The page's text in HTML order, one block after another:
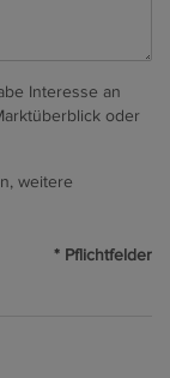
Interesse an
oder
weitere
* Pflichtfelder